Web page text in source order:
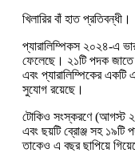
খিলারির বাঁ হাত প্রতিবন্ধী।
প্যারালিম্পিকস ২০২৪-এ
ফেলেছে। ২১টি‌ পদক জাতে
এবং প্যারালিম্পিকের
সুযোগ রয়েছে।
টোকিও সংস্করণে (আগস্ট
এবং ছয়টি ব্রোঞ্জ সহ ১৯টি
তাকেও এ বছর ছাপিয়ে